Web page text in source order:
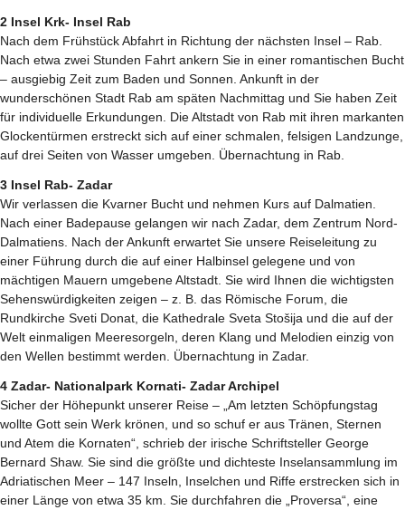
2 Insel Krk- Insel Rab
Nach dem Frühstück Abfahrt in Richtung der nächsten Insel – Rab.
Nach etwa zwei Stunden Fahrt ankern Sie in einer romantischen Bucht
– ausgiebig Zeit zum Baden und Sonnen. Ankunft in der
wunderschönen Stadt Rab am späten Nachmittag und Sie haben Zeit
für individuelle Erkundungen. Die Altstadt von Rab mit ihren markanten
Glockentürmen erstreckt sich auf einer schmalen, felsigen Landzunge,
auf drei Seiten von Wasser umgeben. Übernachtung in Rab.
3 Insel Rab- Zadar
Wir verlassen die Kvarner Bucht und nehmen Kurs auf Dalmatien.
Nach einer Badepause gelangen wir nach Zadar, dem Zentrum Nord-
Dalmatiens. Nach der Ankunft erwartet Sie unsere Reiseleitung zu
einer Führung durch die auf einer Halbinsel gelegene und von
mächtigen Mauern umgebene Altstadt. Sie wird Ihnen die wichtigsten
Sehenswürdigkeiten zeigen – z. B. das Römische Forum, die
Rundkirche Sveti Donat, die Kathedrale Sveta Stošija und die auf der
Welt einmaligen Meeresorgeln, deren Klang und Melodien einzig von
den Wellen bestimmt werden. Übernachtung in Zadar.
4 Zadar- Nationalpark Kornati- Zadar Archipel
Sicher der Höhepunkt unserer Reise – „Am letzten Schöpfungstag
wollte Gott sein Werk krönen, und so schuf er aus Tränen, Sternen
und Atem die Kornaten“, schrieb der irische Schriftsteller George
Bernard Shaw. Sie sind die größte und dichteste Inselansammlung im
Adriatischen Meer – 147 Inseln, Inselchen und Riffe erstrecken sich in
einer Länge von etwa 35 km. Sie durchfahren die „Proversa“, eine